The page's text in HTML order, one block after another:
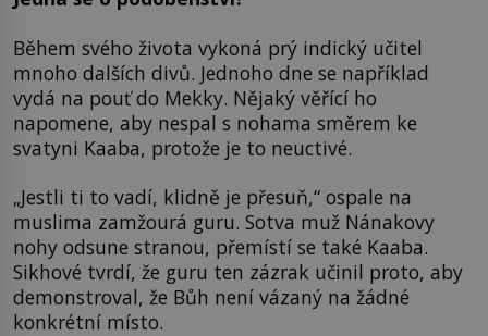
Během svého života vykoná prý indický učitel
mnoho dalších divů. Jednoho dne se například
vydá na pouť do Mekky. Nějaký věřící ho
napomene, aby nespal s nohama směrem ke
svatyni Kaaba, protože je to neuctivé.
„Jestli ti to vadí, klidně je přesuň,“ ospale na
muslima zamžourá guru. Sotva muž Nánakovy
nohy odsune stranou, přemístí se také Kaaba.
Sikhové tvrdí, že guru ten zázrak učinil proto, aby
demonstroval, že Bůh není vázaný na žádné
konkrétní místo.